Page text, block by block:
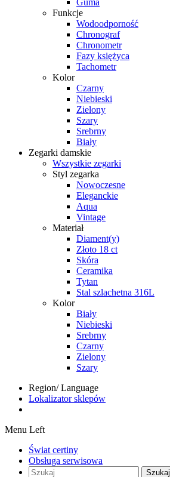
Funkcje
Wodoodporność
Chronograf
Chronometr
Fazy księżyca
Tachometr
Kolor
Czarny
Niebieski
Zielony
Szary
Srebrny
Biały
Zegarki damskie
Wszystkie zegarki
Styl zegarka
Nowoczesne
Eleganckie
Aqua
Vintage
Materiał
Diament(y)
Złoto 18 ct
Skóra
Ceramika
Tytan
Stal szlachetna 316L
Kolor
Biały
Niebieski
Srebrny
Czarny
Zielony
Szary
Region/ Language
Lokalizator sklepów
Menu Left
Świat certiny
Obsługa serwisowa
Szukaj